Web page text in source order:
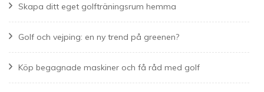
Skapa ditt eget golfträningsrum hemma
Golf och vejping: en ny trend på greenen?
Köp begagnade maskiner och få råd med golf